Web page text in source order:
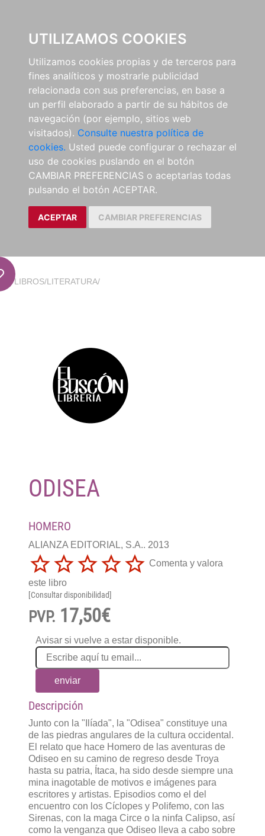
UTILIZAMOS COOKIES
Utilizamos cookies propias y de terceros para
fines analíticos y mostrarle publicidad
relacionada con sus preferencias, en base a
un perfil elaborado a partir de su hábitos de
navegación (por ejemplo, sitios web
visitados). Consulte nuestra política de
cookies. Usted puede configurar o rechazar el
uso de cookies puslando en el botón
CAMBIAR PREFERENCIAS o aceptarlas todas
pulsando el botón ACEPTAR.
ACEPTAR CAMBIAR PREFERENCIAS
LIBROS/LITERATURA/
ODISEA
HOMERO
ALIANZA EDITORIAL, S.A.. 2013
Comenta y valora
este libro
[Consultar disponibilidad]
PVP. 17,50€
Avisar si vuelve a estar disponible.
enviar
Descripción
Junto con la "Ilíada", la "Odisea" constituye una
de las piedras angulares de la cultura occidental.
El relato que hace Homero de las aventuras de
Odiseo en su camino de regreso desde Troya
hasta su patria, Ítaca, ha sido desde siempre una
mina inagotable de motivos e imágenes para
escritores y artistas. Episodios como el del
encuentro con los Cíclopes y Polifemo, con las
Sirenas, con la maga Circe o la ninfa Calipso, así
como la venganza que Odiseo lleva a cabo sobre